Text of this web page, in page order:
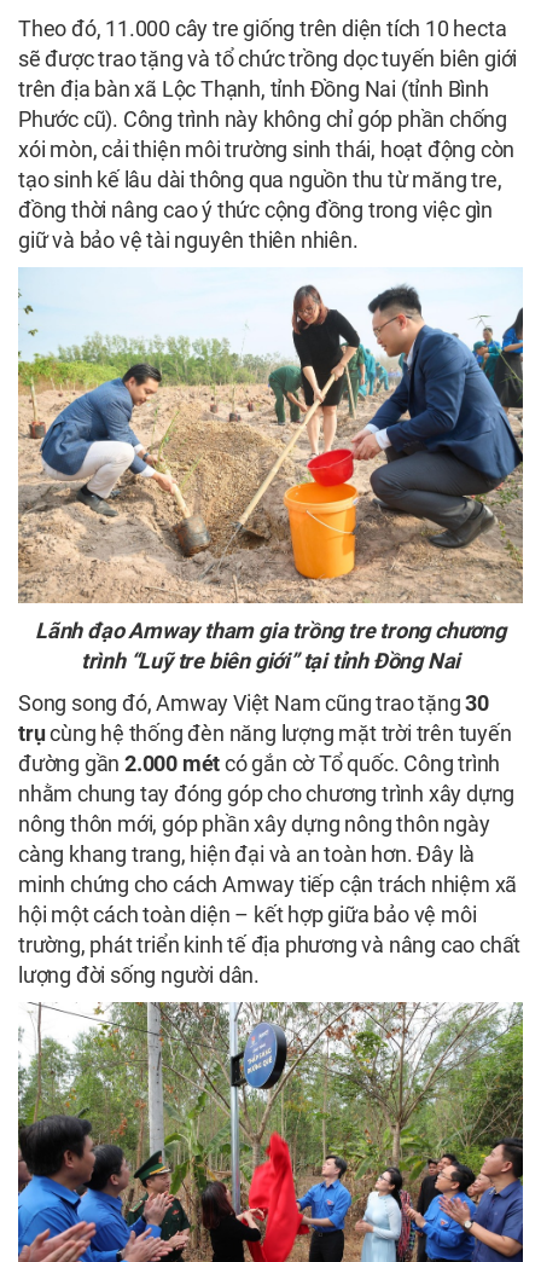
Theo đó, 11.000 cây tre giống trên diện tích 10 hecta
sẽ được trao tặng và tổ chức trồng dọc tuyến biên giới
trên địa bàn xã Lộc Thạnh, tỉnh Đồng Nai (tỉnh Bình
Phước cũ). Công trình này không chỉ góp phần chống
xói mòn, cải thiện môi trường sinh thái, hoạt động còn
tạo sinh kế lâu dài thông qua nguồn thu từ măng tre,
đồng thời nâng cao ý thức cộng đồng trong việc gìn
giữ và bảo vệ tài nguyên thiên nhiên.
Lãnh đạo Amway tham gia trồng tre trong chương
trình “Luỹ tre biên giới” tại tỉnh Đồng Nai
Song song đó, Amway Việt Nam cũng trao tặng30
trụcùng hệ thống đèn năng lượng mặt trời trên tuyến
đường gần2.000 métcó gắn cờ Tổ quốc. Công trình
nhằm chung tay đóng góp cho chương trình xây dựng
nông thôn mới, góp phần xây dựng nông thôn ngày
càng khang trang, hiện đại và an toàn hơn. Đây là
minh chứng cho cách Amway tiếp cận trách nhiệm xã
hội một cách toàn diện – kết hợp giữa bảo vệ môi
trường, phát triển kinh tế địa phương và nâng cao chất
lượng đời sống người dân.